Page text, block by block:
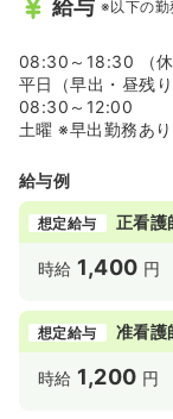
給与 ※以下の勤
08:30～18:30 （休
平日（早出・昼残
08:30～12:00
土曜 ※早出勤務あ
給与例
想定給与 正看護
時給 1,400 円
想定給与 准看護
時給 1,200 円